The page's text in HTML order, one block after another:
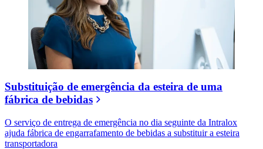
Substituição de emergência da esteira de uma
fábrica de bebidas
O serviço de entrega de emergência no dia seguinte da Intralox
ajuda fábrica de engarrafamento de bebidas a substituir a esteira
transportadora